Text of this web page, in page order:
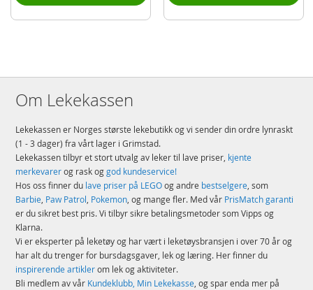
Om Lekekassen
Lekekassen er Norges største lekebutikk og vi sender din ordre lynraskt
(1 - 3 dager) fra vårt lager i Grimstad.
Lekekassen tilbyr et stort utvalg av leker til lave priser, kjente
merkevarerog rask oggod kundeservice!
Hos oss finner du lave priser på LEGOog andre bestselgere, som
Barbie, Paw Patrol, Pokemon, og mange fler. Med vår PrisMatch garanti
er du sikret best pris. Vi tilbyr sikre betalingsmetoder som Vipps og
Klarna.
Vi er eksperter på leketøy og har vært i leketøysbransjen i over 70 år og
har alt du trenger for bursdagsgaver, lek og læring. Her finner du
inspirerende artiklerom lek og aktiviteter.
Bli medlem av vår Kundeklubb, Min Lekekasse, og spar enda mer på